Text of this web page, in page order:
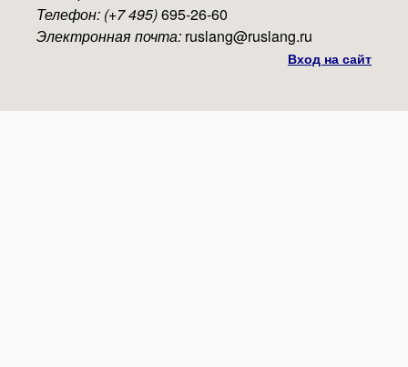
Телефон: (+7 495)695-26-60
Электронная почта: ruslang@ruslang.ru
Вход на сайт